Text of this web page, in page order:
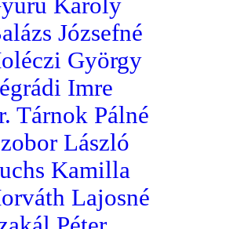
Józsefné
György
Imre
Tárnok Pálné
László
Kamilla
Lajosné